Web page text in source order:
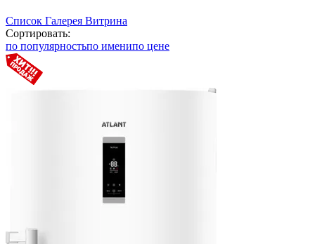
Список Галерея Витрина
Сортировать:
по популярностьпо именипо цене